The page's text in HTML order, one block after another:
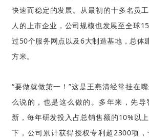
快速而稳定的发展。从最初的十多名员
人的 上市企业 ， 公司规模也发展至全球
过50个服务网点以及6大制造基地，总体
方米。
“要做就做第一！”这是王燕清经常挂在
么说的，也是这么做的。 多年来 ，先
新，每年研发投入占总销售额的10%以
下，公司累计获得授权专利超2300项